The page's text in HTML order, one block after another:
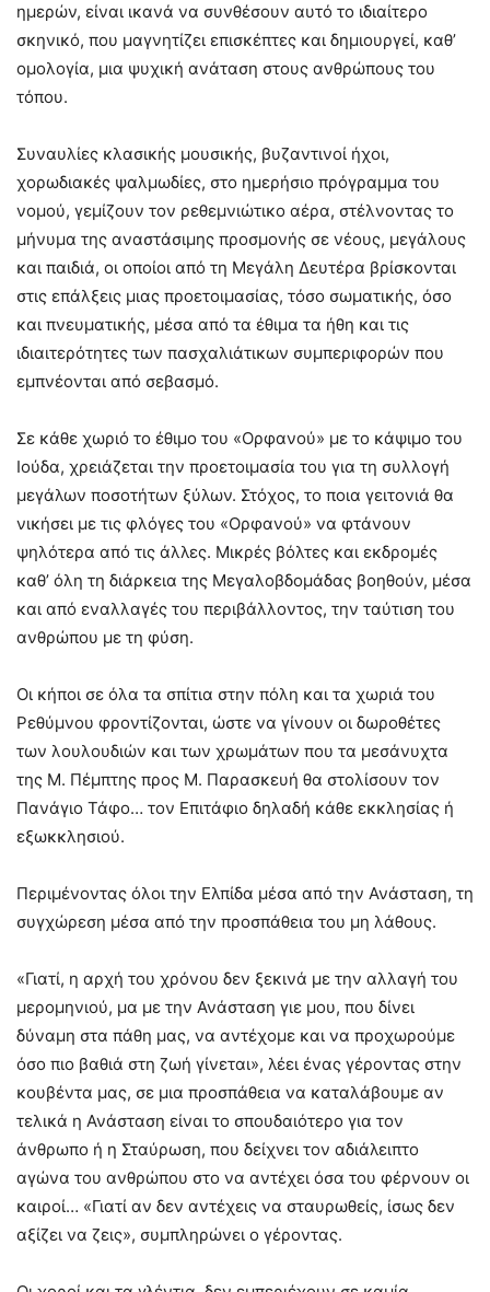
ημερών, είναι ικανά να συνθέσουν αυτό το ιδιαίτερο
σκηνικό, που μαγνητίζει επισκέπτες και δημιουργεί, καθ’
ομολογία, μια ψυχική ανάταση στους ανθρώπους του
τόπου.
Συναυλίες κλασικής μουσικής, βυζαντινοί ήχοι,
χορωδιακές ψαλμωδίες, στο ημερήσιο πρόγραμμα του
νομού, γεμίζουν τον ρεθεμνιώτικο αέρα, στέλνοντας το
μήνυμα της αναστάσιμης προσμονής σε νέους, μεγάλους
και παιδιά, οι οποίοι από τη Μεγάλη Δευτέρα βρίσκονται
στις επάλξεις μιας προετοιμασίας, τόσο σωματικής, όσο
και πνευματικής, μέσα από τα έθιμα τα ήθη και τις
ιδιαιτερότητες των πασχαλιάτικων συμπεριφορών που
εμπνέονται από σεβασμό.
Σε κάθε χωριό το έθιμο του «Ορφανού» με το κάψιμο του
Ιούδα, χρειάζεται την προετοιμασία του για τη συλλογή
μεγάλων ποσοτήτων ξύλων. Στόχος, το ποια γειτονιά θα
νικήσει με τις φλόγες του «Ορφανού» να φτάνουν
ψηλότερα από τις άλλες. Μικρές βόλτες και εκδρομές
καθ’ όλη τη διάρκεια της Μεγαλοβδομάδας βοηθούν, μέσα
και από εναλλαγές του περιβάλλοντος, την ταύτιση του
ανθρώπου με τη φύση.
Οι κήποι σε όλα τα σπίτια στην πόλη και τα χωριά του
Ρεθύμνου φροντίζονται, ώστε να γίνουν οι δωροθέτες
των λουλουδιών και των χρωμάτων που τα μεσάνυχτα
της Μ. Πέμπτης προς Μ. Παρασκευή θα στολίσουν τον
Πανάγιο Τάφο… τον Επιτάφιο δηλαδή κάθε εκκλησίας ή
εξωκκλησιού.
Περιμένοντας όλοι την Ελπίδα μέσα από την Ανάσταση, τη
συγχώρεση μέσα από την προσπάθεια του μη λάθους.
«Γιατί, η αρχή του χρόνου δεν ξεκινά με την αλλαγή του
μερομηνιού, μα με την Ανάσταση γιε μου, που δίνει
δύναμη στα πάθη μας, να αντέχομε και να προχωρούμε
όσο πιο βαθιά στη ζωή γίνεται», λέει ένας γέροντας στην
κουβέντα μας, σε μια προσπάθεια να καταλάβουμε αν
τελικά η Ανάσταση είναι το σπουδαιότερο για τον
άνθρωπο ή η Σταύρωση, που δείχνει τον αδιάλειπτο
αγώνα του ανθρώπου στο να αντέχει όσα του φέρνουν οι
καιροί… «Γιατί αν δεν αντέχεις να σταυρωθείς, ίσως δεν
αξίζει να ζεις», συμπληρώνει ο γέροντας.